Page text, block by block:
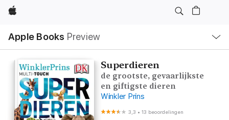
Apple
Apple Books Preview
lokaal
navigatiemenu
Superdieren
de grootste, gevaarlijkste
en giftigste dieren
Winkler Prins
3,3 •13 beoordelingen